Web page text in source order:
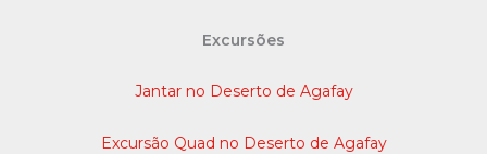
Excursões
Jantar no Deserto de Agafay
Excursão Quad no Deserto de Agafay